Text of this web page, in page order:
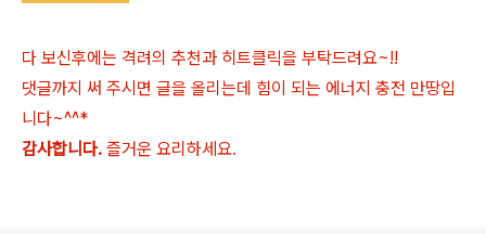
다 보신후에는 격려의 추천과 히트클릭을 부탁드려요~!!
댓글까지 써 주시면 글을 올리는데 힘이 되는 에너지 충전 만땅입
니다~^^*
감사합니다. 즐거운 요리하세요.